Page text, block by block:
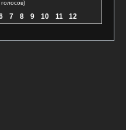
7 8 9 10 11 12